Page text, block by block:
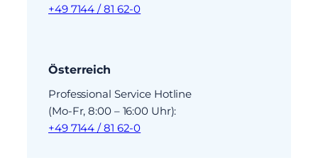
+49 7144 / 81 62-0
Österreich
Professional Service Hotline
(Mo-Fr, 8:00 – 16:00 Uhr):
+49 7144 / 81 62-0